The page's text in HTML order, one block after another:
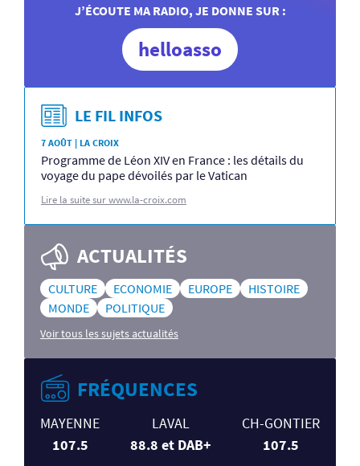
J’ÉCOUTE MA RADIO, JE DONNE SUR :
helloasso
LE FIL INFOS
7 AOÛT | LA CROIX
Programme de Léon XIV en France : les détails du
voyage du pape dévoilés par le Vatican
Lire la suite sur www.la-croix.com
ACTUALITÉS
CULTURE ECONOMIE EUROPE
HISTOIRE
MONDE
POLITIQUE
Voir tous les sujets actualités
FRÉQUENCES
MAYENNE
107.5
LAVAL
88.8 et DAB+
CH-GONTIER
107.5